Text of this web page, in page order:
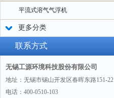
平流式溶气气浮机
更多分类
联系方式
无锡工源环境科技股份有限公司
地址：无锡市锡山开发区春晖东路151-22
电话：400-0510-103